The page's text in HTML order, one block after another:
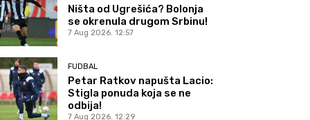
Ništa od Ugrešića? Bolonja
se okrenula drugom Srbinu!
7 Aug 2026. 12:57
FUDBAL
Petar Ratkov napušta Lacio:
Stigla ponuda koja se ne
odbija!
7 Aug 2026. 12:29